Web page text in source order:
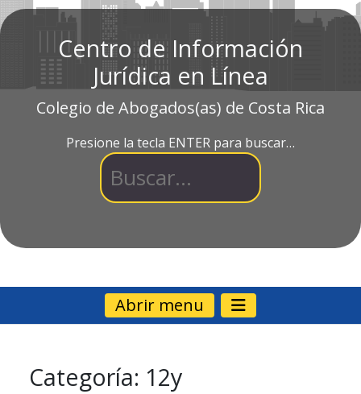
Centro de Información
Jurídica en Línea
Colegio de Abogados(as) de Costa Rica
Presione la tecla ENTER para buscar…
Abrir menu
Categoría: 12y